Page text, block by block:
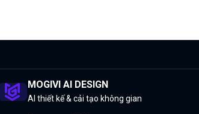
MOGIVI AI DESIGN
AI thiết kế & cải tạo không gian